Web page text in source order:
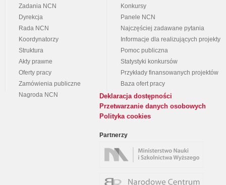
Zadania NCN
Dyrekcja
Rada NCN
Koordynatorzy
Struktura
Akty prawne
Oferty pracy
Zamówienia publiczne
Nagroda NCN
Konkursy
Panele NCN
Najczęściej zadawane pytania
Informacje dla realizujących projekty
Pomoc publiczna
Statystyki konkursów
Przykłady finansowanych projektów
Baza ofert pracy
Deklaracja dostępności
Przetwarzanie danych osobowych
Polityka cookies
Partnerzy